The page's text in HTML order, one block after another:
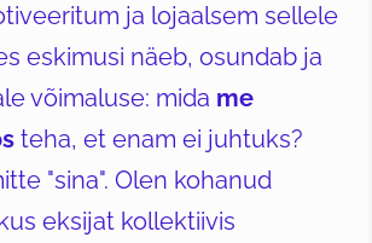
ja lojaalsem sellele
eskimusi näeb, osundab ja
võimaluse: mida me
teha, et enam ei juhtuks?
"sina". Olen kohanud
eksijat kollektiivis